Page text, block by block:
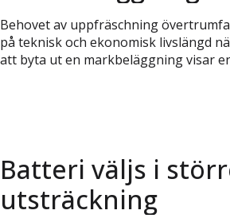
Behovet av uppfräschning
på teknisk och ekonomisk livslängd
att byta ut en markbeläggning visar
Batteri väljs i
utsträckning